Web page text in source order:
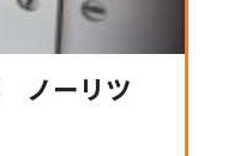
ーリツ